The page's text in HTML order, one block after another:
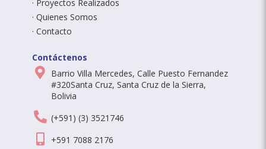
Proyectos Realizados
Quienes Somos
Contacto
Contáctenos
Dirección
Barrio Villa Mercedes, Calle Puesto Fernandez
#320Santa Cruz,Santa Cruz de la Sierra,
Bolivia
Teléfono
(+591) (3) 3521746
Celular
+591 7088 2176